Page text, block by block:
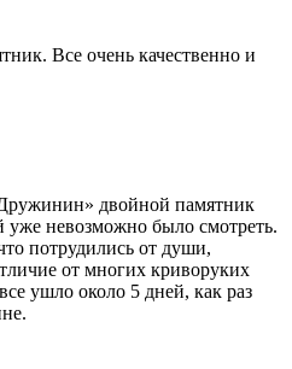
Все очень качественно и
двойной памятник
уже невозможно было смотреть.
потрудились от души,
от многих криворуких
ушло около 5 дней, как раз